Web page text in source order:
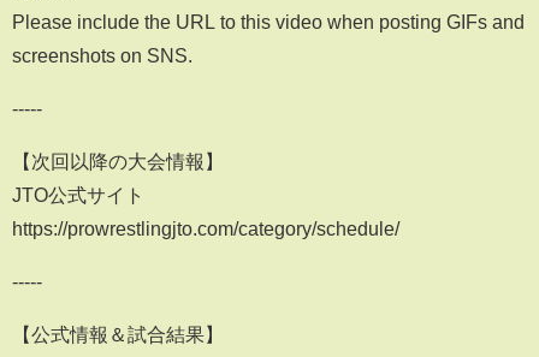
Please include the URL to this video when posting GIFs and
screenshots on SNS.
-----
【次回以降の大会情報】
JTO公式サイト
https://prowrestlingjto.com/category/schedule/
-----
【公式情報＆試合結果】